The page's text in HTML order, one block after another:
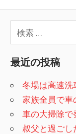
稿
ナ
ビ
ゲ
ー
シ
ョ
事:記
事:
最近の投稿
冬場は高速洗
家族全員で車
車の大掃除で
叔父と過ごし